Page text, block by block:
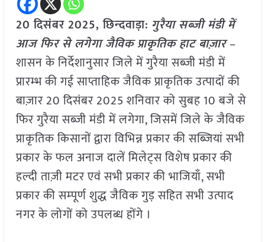
20 दिसंबर 2025,छिन्‍दवाड़ा: गुरैया सब्जी मंडी में
आज फिर से लगेगा जैविक प्राकृतिक हाट बाज़ार–
शासन के निर्देशानुसार जिले में गुरैया सब्जी मंडी में
प्रारम्भ की गई साप्ताहिक जैविक प्राकृतिक उत्पादों की
बाज़ार 20 दिसंबर 2025 शनिवार को सुबह 10 बजे से
फिर गुरैया सब्जी मंडी में लगेगा, जिसमें जिले के जैविक
प्राकृतिक किसानों द्वारा विभिन्न प्रकार की सब्जियां सभी
प्रकार के फल अनाज दालें मिलेट्स विशेष प्रकार की
हल्दी ताज़ी मटर एवं सभी प्रकार की भाजियाँ, सभी
प्रकार की सम्‍पूर्ण शुद्ध जैविक गुड़ सहित सभी उत्पाद
नगर के लोगों को उपलब्ध होंगे ।